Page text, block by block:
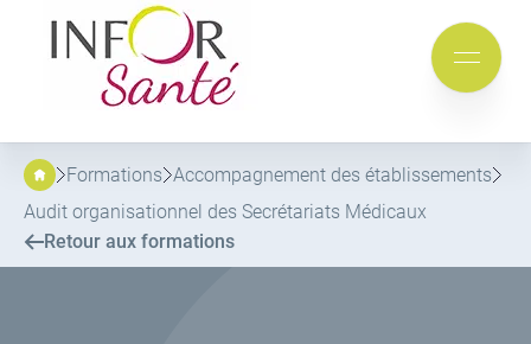
au
principal
au
Mobile
menu
Formations Accompagnement des établissements
Audit organisationnel des Secrétariats Médicaux
Retour aux formations